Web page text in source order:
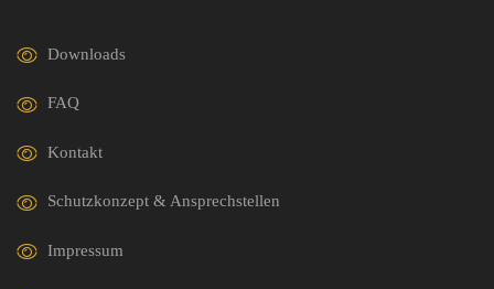
Downloads
FAQ
Kontakt
Schutzkonzept & Ansprechstellen
Impressum